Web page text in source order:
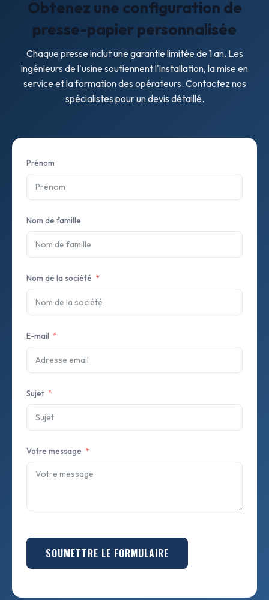
disponibles après la mise en service.
Obtenez une configuration de
presse-papier personnalisée
Chaque presse inclut une garantie limitée de 1 an. Les
ingénieurs de l'usine soutiennent l'installation, la mise en
service et la formation des opérateurs. Contactez nos
spécialistes pour un devis détaillé.
Prénom
Nom de famille
Nom de la société
E-mail
Sujet
Votre message
SOUMETTRE LE FORMULAIRE